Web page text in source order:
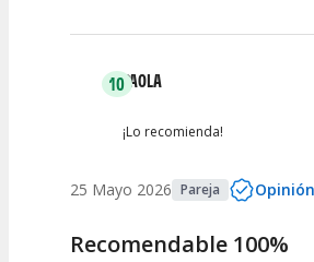
10PAOLA
¡Lo recomienda!
25 Mayo 2026 Pareja
Recomendable 100%